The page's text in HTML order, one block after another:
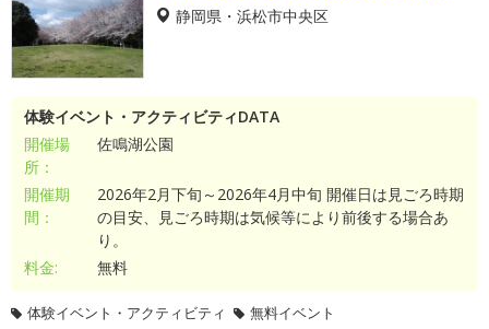
静岡県・浜松市中央区
体験イベント・アクティビティDATA
開催場
所：
佐鳴湖公園
開催期
間：
2026年2月下旬～2026年4月中旬 開催日は見ごろ時期
の目安、見ごろ時期は気候等により前後する場合あ
り。
料金:
無料
体験イベント・アクティビティ 無料イベント